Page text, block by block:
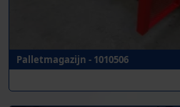
Palletmagazijn - 1010506